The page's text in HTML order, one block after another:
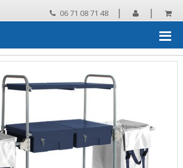
06 71 08 71 48 | |
Chariots pour